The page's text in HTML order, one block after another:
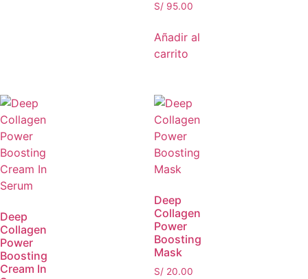
S/ 95.00
Añadir al
carrito
Deep
Collagen
Power
Boosting
Cream In
Deep
Collagen
Power
Boosting
Mask
S/ 20.00